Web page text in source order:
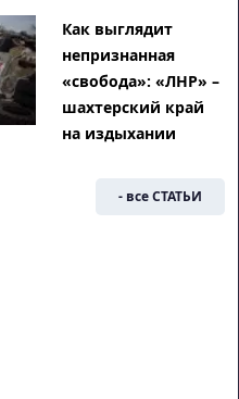
Как выглядит
непризнанная
«свобода»: «ЛНР» –
шахтерский край
на издыхании
- все СТАТЬИ